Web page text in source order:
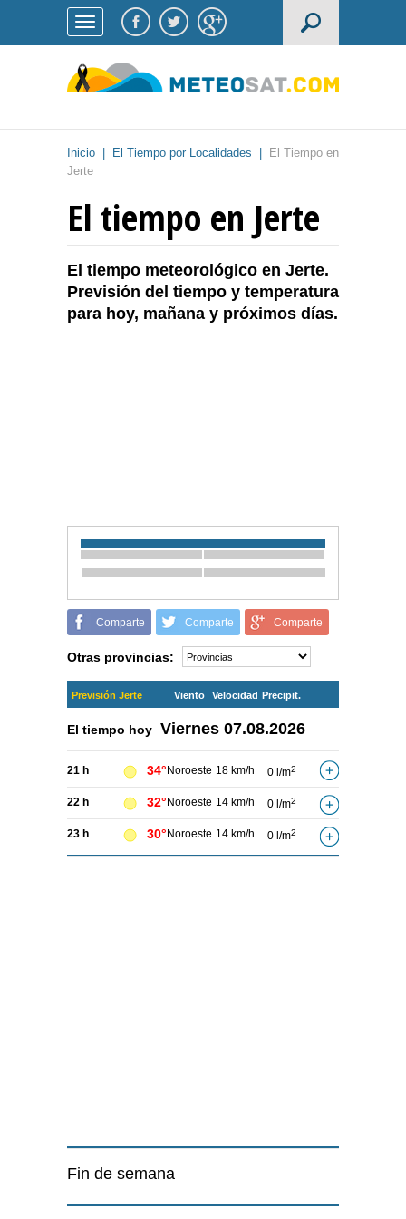
Inicio El Tiempo por Localidades
El Tiempo en
Jerte
El tiempo en Jerte
El tiempo meteorológico en Jerte.
Previsión del tiempo y temperatura
para hoy, mañana y próximos días.
Comparte Comparte Comparte
Otras provincias:
Previsión Jerte Viento Velocidad Precipit.
El tiempo hoy Viernes 07.08.2026
21 h 34° Noroeste 18 km/h 0 l/m2
22 h 32° Noroeste 14 km/h 0 l/m2
23 h 30° Noroeste 14 km/h 0 l/m2
Fin de semana